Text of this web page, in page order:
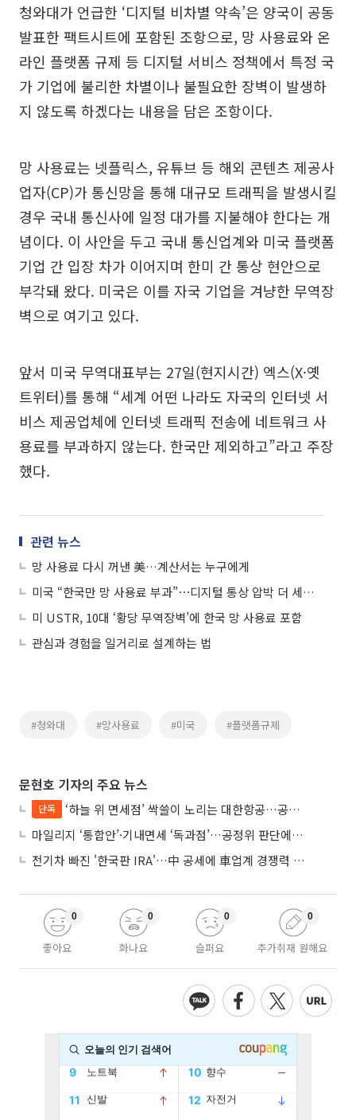
청와대가 언급한 ‘디지털 비차별 약속’은 양국이 공동
발표한 팩트시트에 포함된 조항으로, 망 사용료와 온
라인 플랫폼 규제 등 디지털 서비스 정책에서 특정 국
가 기업에 불리한 차별이나 불필요한 장벽이 발생하
지 않도록 하겠다는 내용을 담은 조항이다.
망 사용료는 넷플릭스, 유튜브 등 해외 콘텐츠 제공사
업자(CP)가 통신망을 통해 대규모 트래픽을 발생시킬
경우 국내 통신사에 일정 대가를 지불해야 한다는 개
념이다. 이 사안을 두고 국내 통신업계와 미국 플랫폼
기업 간 입장 차가 이어지며 한미 간 통상 현안으로
부각돼 왔다. 미국은 이를 자국 기업을 겨냥한 무역장
벽으로 여기고 있다.
앞서 미국 무역대표부는 27일(현지시간) 엑스(X·옛
트위터)를 통해 “세계 어떤 나라도 자국의 인터넷 서
비스 제공업체에 인터넷 트래픽 전송에 네트워크 사
용료를 부과하지 않는다. 한국만 제외하고”라고 주장
했다.
관련 뉴스
망 사용료 다시 꺼낸 美…계산서는 누구에게
미국 “한국만 망 사용료 부과”⋯디지털 통상 압박 더 세지나
미 USTR, 10대 ‘황당 무역장벽’에 한국 망 사용료 포함
관심과 경험을 일거리로 설계하는 법
#청와대 #망사용료 #미국 #플랫폼규제
문현호 기자의 주요 뉴스
단독
‘하늘 위 면세점’ 싹쓸이 노리는 대한항공…공정위 “독과점 여부 따진다”
마일리지 ‘통합안’·기내면세 ‘독과점’…공정위 판단에 쏠린 눈
전기차 빠진 '한국판 IRA'…中 공세에 車업계 경쟁력 우려
좋아요
0
화나요
0
슬퍼요
0
추가취재 원해요
0